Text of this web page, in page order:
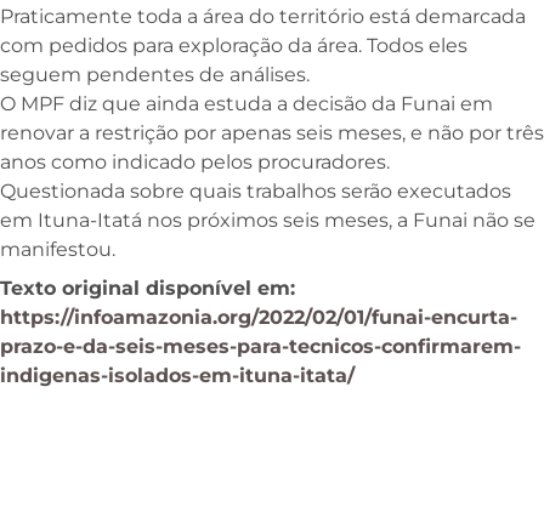
Praticamente toda a área do território está demarcada
com pedidos para exploração da área. Todos eles
seguem pendentes de análises.
O MPF diz que ainda estuda a decisão da Funai em
renovar a restrição por apenas seis meses, e não por três
anos como indicado pelos procuradores.
Questionada sobre quais trabalhos serão executados
em Ituna-Itatá nos próximos seis meses, a Funai não se
manifestou.
Texto original disponível em:
https://infoamazonia.org/2022/02/01/funai-encurta-
prazo-e-da-seis-meses-para-tecnicos-confirmarem-
indigenas-isolados-em-ituna-itata/